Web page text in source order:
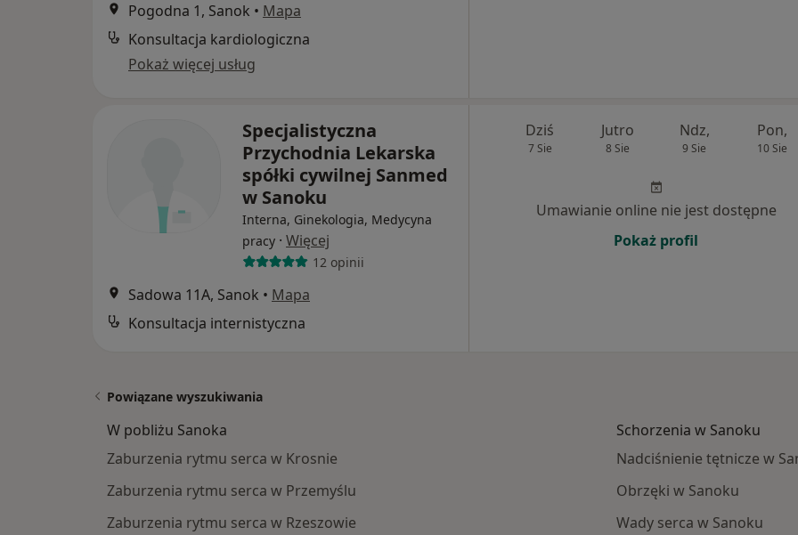
Pogodna 1, Sanok • Mapa
Konsultacja kardiologiczna
Pokaż więcej usług
Specjalistyczna
Przychodnia Lekarska
spółki cywilnej Sanmed
w Sanoku
Interna, Ginekologia, Medycyna
pracy · Więcej
12 opinii
Sadowa 11A, Sanok • Mapa
Konsultacja internistyczna
Dziś
7 Sie
Jutro
8 Sie
Ndz,
9 Sie
Pon,
10 Sie
Umawianie online nie jest dostępne
Pokaż profil
Powiązane wyszukiwania
W pobliżu Sanoka
Zaburzenia rytmu serca w Krosnie
Zaburzenia rytmu serca w Przemyślu
Zaburzenia rytmu serca w Rzeszowie
Schorzenia w Sanoku
Nadciśnienie tętnicze w
Obrzęki w Sanoku
Wady serca w Sanoku